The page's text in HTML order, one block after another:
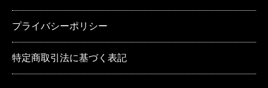
プライバシーポリシー
特定商取引法に基づく表記